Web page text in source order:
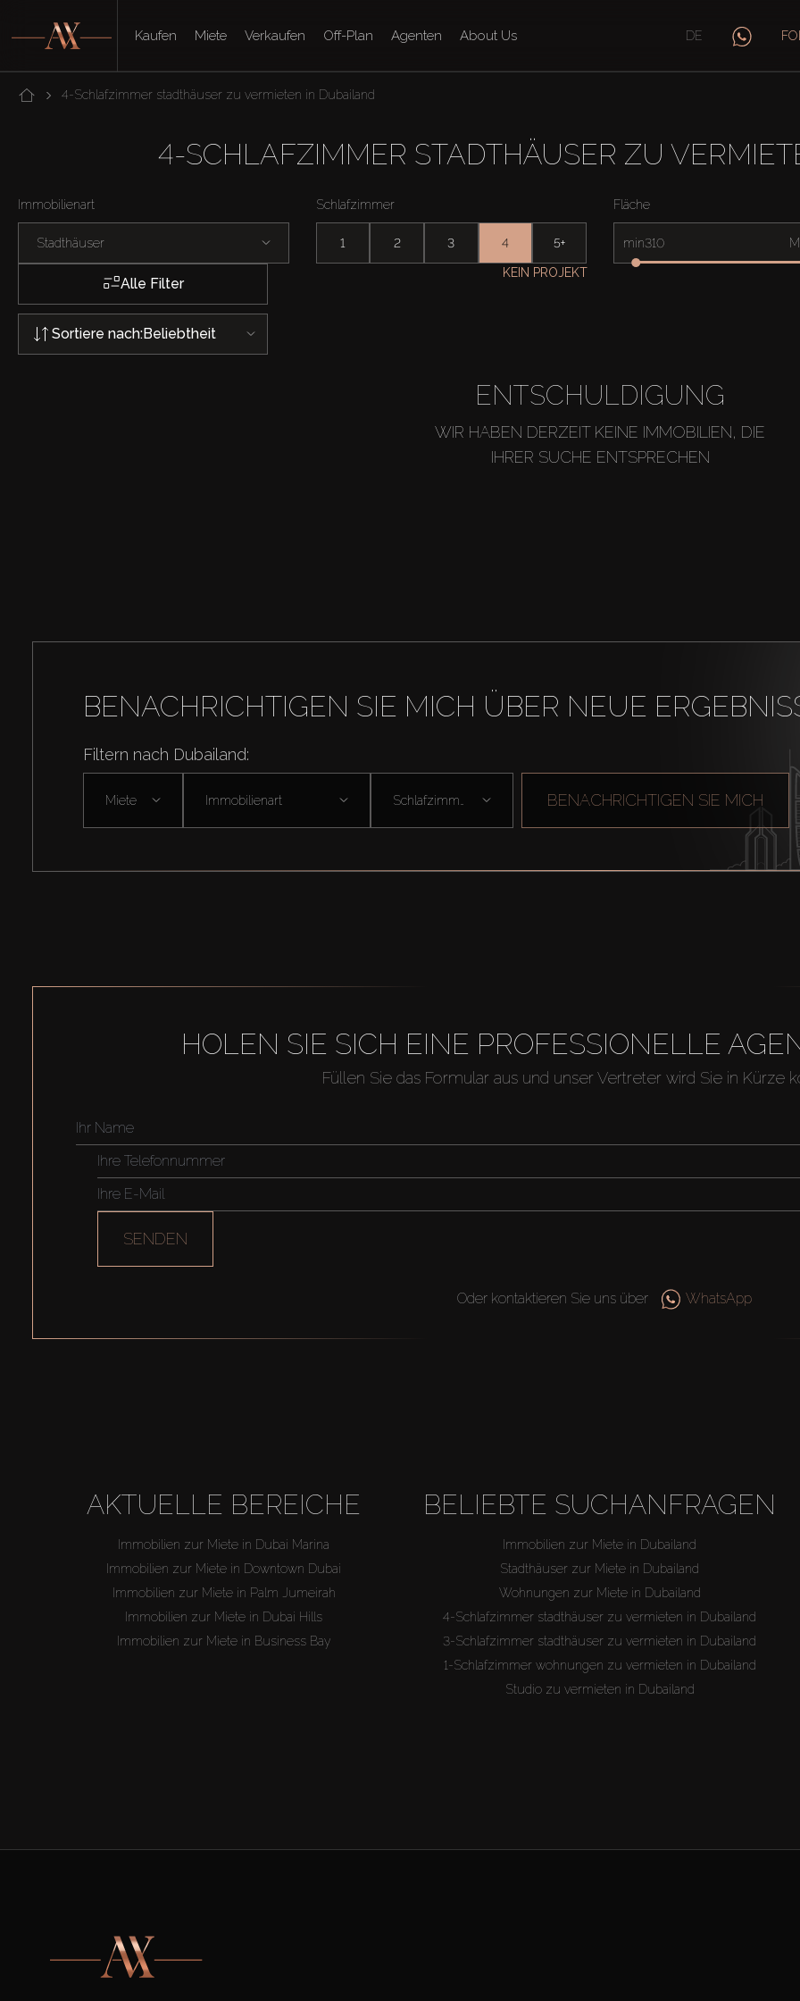
Kaufen Miete Verkaufen Off-Plan Agenten About Us DE
4-Schlafzimmer stadthäuser zu vermieten in Dubailand
4-SCHLAFZIMMER STADTHÄUSER ZU
Immobilienart
Stadthäuser
Schlafzimmer
1 2 3 4 5+
Fläche
min
Alle Filter
KEIN PROJEKT
Sortiere nach:Beliebtheit
ENTSCHULDIGUNG
WIR HABEN DERZEIT KEINE IMMOBILIEN, DIE
IHRER SUCHE ENTSPRECHEN
BENACHRICHTIGEN SIE MICH ÜBER NEUE
Filtern nach Dubailand:
Miete Immobilienart BENACHRICHTIGEN SIE MICH
HOLEN SIE SICH EINE PROFESSIONELLE
Füllen Sie das Formular aus und unser Vertreter wird Sie in Kürze
SENDEN
Oder kontaktieren Sie uns über WhatsApp
AKTUELLE BEREICHE
Immobilien zur Miete in Dubai Marina
Immobilien zur Miete in Downtown Dubai
Immobilien zur Miete in Palm Jumeirah
Immobilien zur Miete in Dubai Hills
Immobilien zur Miete in Business Bay
BELIEBTE SUCHANFRAGEN
Immobilien zur Miete in Dubailand
Stadthäuser zur Miete in Dubailand
Wohnungen zur Miete in Dubailand
4-Schlafzimmer stadthäuser zu vermieten in Dubailand
3-Schlafzimmer stadthäuser zu vermieten in Dubailand
1-Schlafzimmer wohnungen zu vermieten in Dubailand
Studio zu vermieten in Dubailand